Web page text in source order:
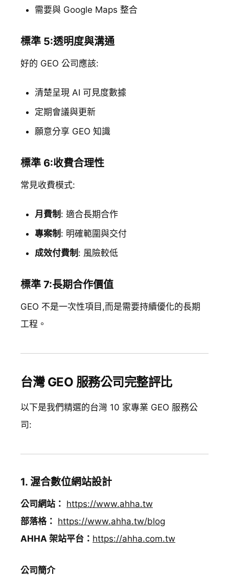
需要與 Google Maps 整合
標準 5:透明度與溝通
好的 GEO 公司應該:
清楚呈現 AI 可見度數據
定期會議與更新
願意分享 GEO 知識
標準 6:收費合理性
常見收費模式:
月費制 : 適合長期合作
專案制 : 明確範圍與交付
成效付費制 : 風險較低
標準 7:長期合作價值
GEO 不是一次性項目,而是需要持續優化的長期
工程。
台灣 GEO 服務公司完整評比
以下是我們精選的台灣 10 家專業 GEO 服務公
司:
1. 渥合數位網站設計
公司網站： https://www.ahha.tw
部落格： https://www.ahha.tw/blog
AHHA 架站平台： https://ahha.com.tw
公司簡介